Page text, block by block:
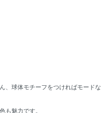
、球体モチーフをつければモードな
も魅力です。